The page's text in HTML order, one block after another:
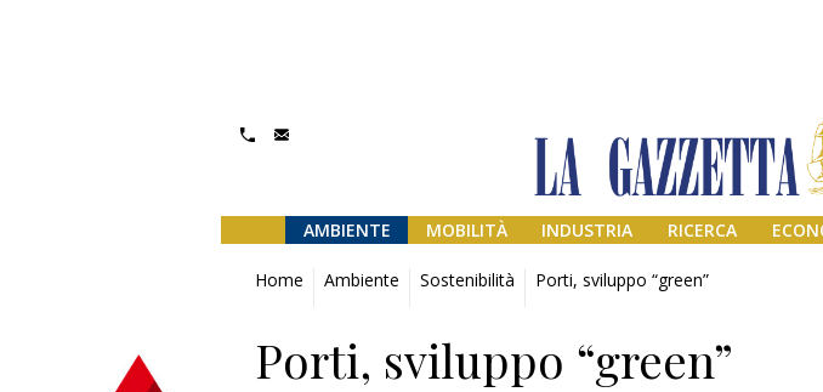
AMBIENTE MOBILITÀ INDUSTRIA RICERCA
Home Ambiente Sostenibilità Porti, sviluppo “green”
Porti, sviluppo “green”